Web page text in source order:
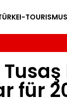
TOURISMUS
für